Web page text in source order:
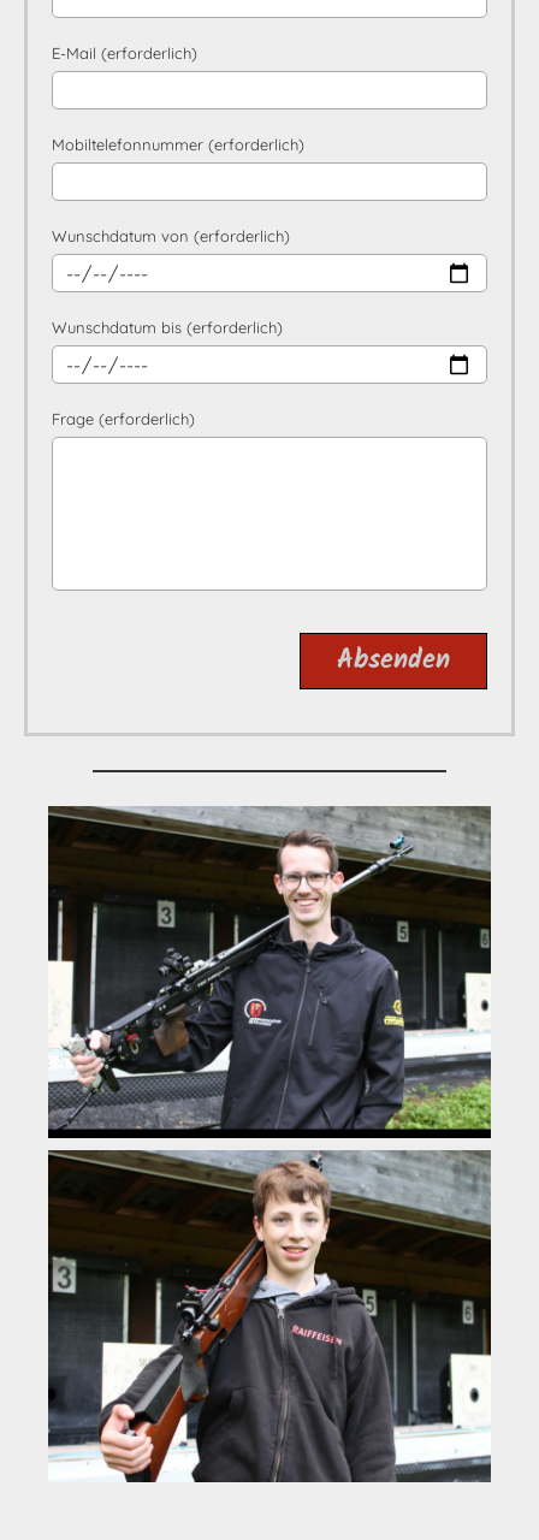
E-Mail (erforderlich)
Mobiltelefonnummer (erforderlich)
Wunschdatum von (erforderlich)
Wunschdatum bis (erforderlich)
Frage (erforderlich)